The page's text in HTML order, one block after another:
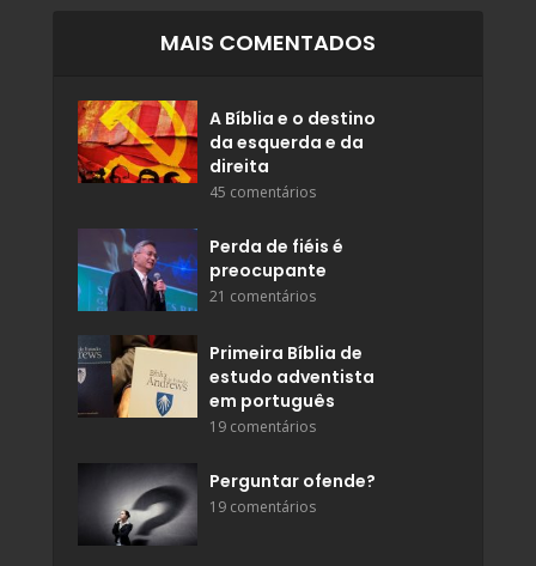
MAIS COMENTADOS
A Bíblia e o destino
da esquerda e da
direita
45 comentários
Perda de fiéis é
preocupante
21 comentários
Primeira Bíblia de
estudo adventista
em português
19 comentários
Perguntar ofende?
19 comentários